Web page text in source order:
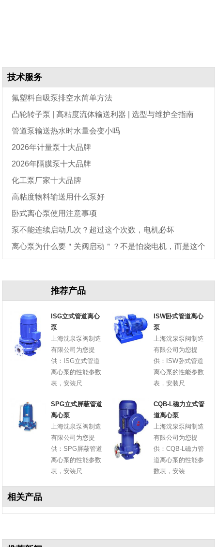
技术服务
氟塑料自吸泵排空水简单方法
凸轮转子泵 | 高粘度流体输送利器 | 选型与维护全指南
管道泵输送热水时水量会变小吗
2026年计量泵十大品牌
2026年隔膜泵十大品牌
化工泵厂家十大品牌
高粘度物料输送用什么泵好
卧式离心泵使用注意事项
泵不能连续启动几次？超过这个次数，电机必坏
离心泵为什么要＂关阀启动＂？不是怕烧电机，而是这个
推荐产品
ISG立式管道离心
泵
上海沈泉泵阀制造
有限公司为您提
供：ISG立式管道
离心泵的性能参数
表，安装尺
ISW卧式管道离心
泵
上海沈泉泵阀制造
有限公司为您提
供：ISW卧式管道
离心泵的性能参数
表，安装尺
SPG立式屏蔽管道
离心泵
上海沈泉泵阀制造
有限公司为您提
供：SPG屏蔽管道
离心泵的性能参数
表，安装尺
CQB-L磁力立式管
道离心泵
上海沈泉泵阀制造
有限公司为您提
供：CQB-L磁力管
道离心泵的性能参
数表，安装
相关产品